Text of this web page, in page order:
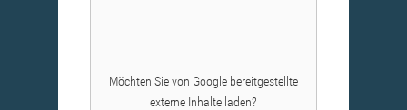
Möchten Sie von Google bereitgestellte
externe Inhalte laden?